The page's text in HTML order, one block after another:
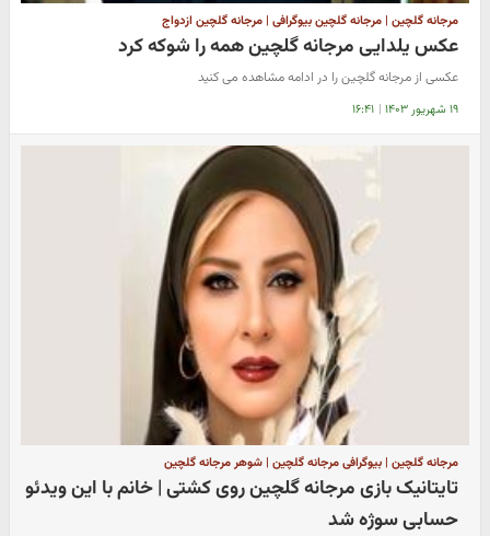
مرجانه گلچین | مرجانه گلچین بیوگرافی | مرجانه گلچین ازدواج
عکس یلدایی مرجانه گلچین همه را شوکه کرد
عکسی از مرجانه گلچین را در ادامه مشاهده می کنید
۱۹ شهریور ۱۴۰۳ | ۱۶:۴۱
مرجانه گلچین | بیوگرافی مرجانه گلچین | شوهر مرجانه گلچین
تایتانیک بازی مرجانه گلچین روی کشتی | خانم با این ویدئو
حسابی سوژه شد